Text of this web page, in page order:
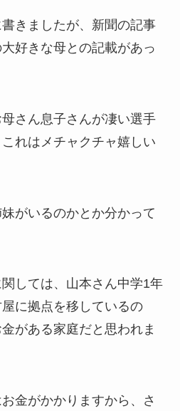
きましたが、新聞の記事
好きな母との記載があっ
さん息子さんが凄い選手
れはメチャクチャ嬉しい
がいるのかとか分かって
しては、山本さん中学1年
に拠点を移しているの
がある家庭だと思われま
金がかかりますから、さ